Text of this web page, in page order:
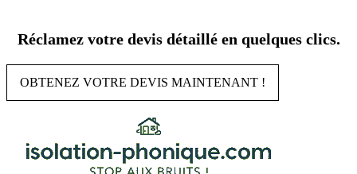
contenu
Réclamez votre devis détaillé en quelques clics.
OBTENEZ VOTRE DEVIS MAINTENANT !